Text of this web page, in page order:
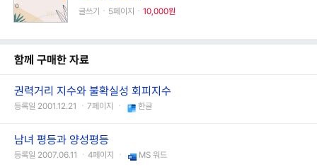
글쓰기ㆍ5페이지ㆍ 10,000원
함께 구매한 자료
권력거리 지수와 불확실성 회피지수
등록일 2001.12.21 ㆍ7페이지 ㆍ 한글
남녀 평등과 양성평등
등록일 2007.06.11 ㆍ4페이지 ㆍ MS 워드